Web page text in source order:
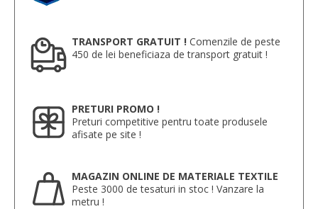
TRANSPORT GRATUIT ! Comenzile de peste
450 de lei beneficiaza de transport gratuit !
PRETURI PROMO !
Preturi competitive pentru toate produsele
afisate pe site !
MAGAZIN ONLINE DE MATERIALE TEXTILE
Peste 3000 de tesaturi in stoc ! Vanzare la
metru !